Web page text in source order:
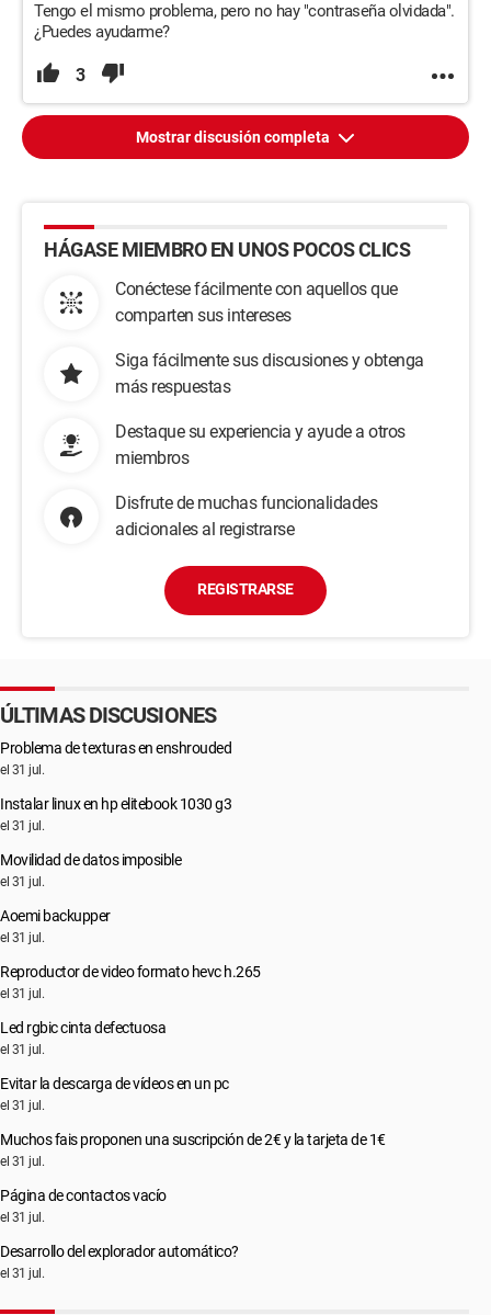
Tengo el mismo problema, pero no hay "contraseña olvidada".
¿Puedes ayudarme?
3
Mostrar discusión completa
HÁGASE MIEMBRO EN UNOS POCOS CLICS
Conéctese fácilmente con aquellos que
comparten sus intereses
Siga fácilmente sus discusiones y obtenga
más respuestas
Destaque su experiencia y ayude a otros
miembros
Disfrute de muchas funcionalidades
adicionales al registrarse
REGISTRARSE
ÚLTIMAS DISCUSIONES
Problema de texturas en enshrouded
el 31 jul.
Instalar linux en hp elitebook 1030 g3
el 31 jul.
Movilidad de datos imposible
el 31 jul.
Aoemi backupper
el 31 jul.
Reproductor de video formato hevc h.265
el 31 jul.
Led rgbic cinta defectuosa
el 31 jul.
Evitar la descarga de vídeos en un pc
el 31 jul.
Muchos fais proponen una suscripción de 2€ y la tarjeta de 1€
el 31 jul.
Página de contactos vacío
el 31 jul.
Desarrollo del explorador automático?
el 31 jul.